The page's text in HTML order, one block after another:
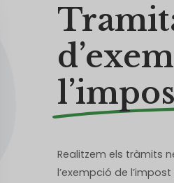
Realitzem els tràmits
l’exempció de